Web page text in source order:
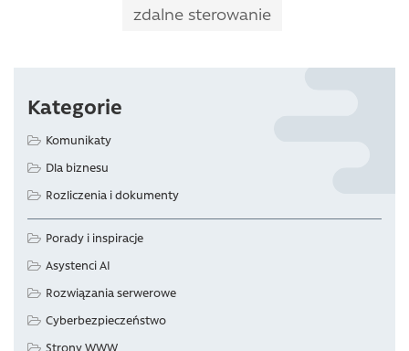
zdalne sterowanie
Kategorie
Komunikaty
Dla biznesu
Rozliczenia i dokumenty
Porady i inspiracje
Asystenci AI
Rozwiązania serwerowe
Cyberbezpieczeństwo
Strony WWW